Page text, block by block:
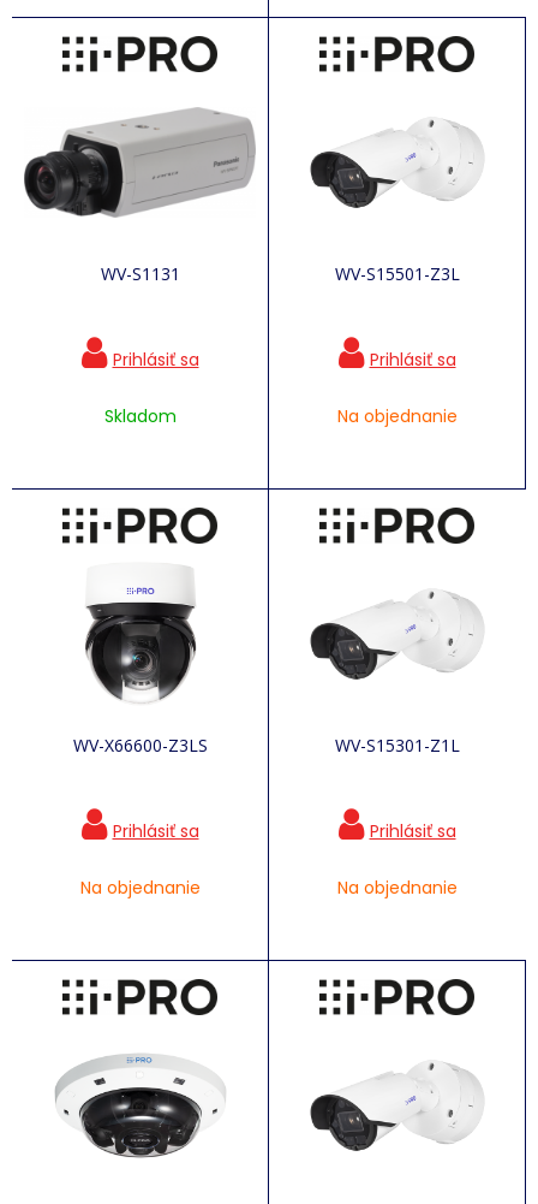
WV-S1131
Skladom
WV-S15501-Z3L
Na objednanie
WV-X66600-Z3LS
Na objednanie
WV-S15301-Z1L
Na objednanie